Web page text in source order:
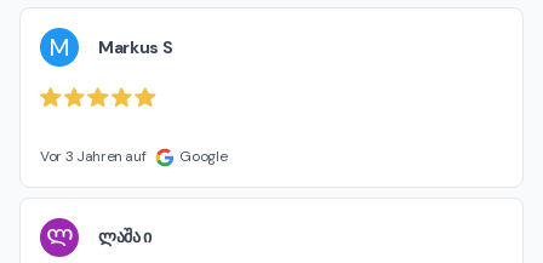
M Markus S
Vor 3 Jahren auf Google
Ლ ლაშა ი